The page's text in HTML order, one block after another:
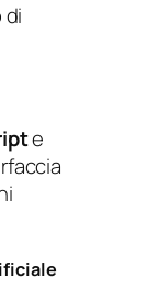
di
e